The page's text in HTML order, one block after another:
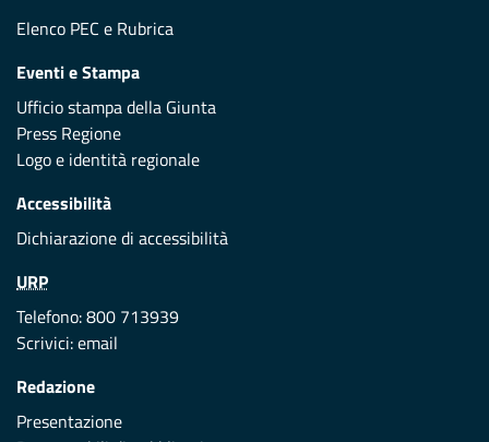
Elenco PEC e Rubrica
Eventi e Stampa
Ufficio stampa della Giunta
Press Regione
Logo e identità regionale
Accessibilità
Dichiarazione di accessibilità
URP
Telefono: 800 713939
Scrivici:email
Redazione
Presentazione